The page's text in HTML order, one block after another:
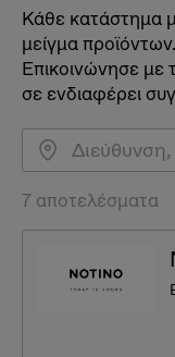
Κάθε κατάστημα
μείγμα προϊόντων.
Επικοινώνησε με
σε ενδιαφέρει
7 αποτελέσματα